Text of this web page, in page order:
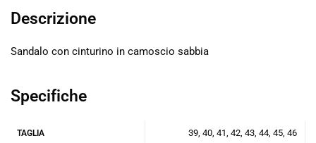
Descrizione
Sandalo con cinturino in camoscio sabbia
Specifiche
TAGLIA 39, 40, 41, 42, 43, 44, 45, 46